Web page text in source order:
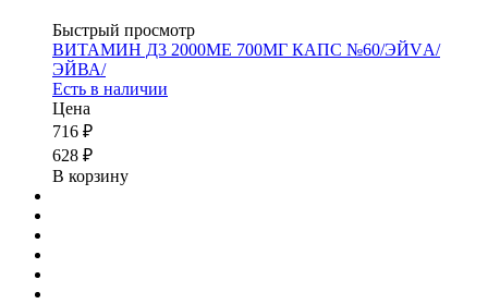
Быстрый просмотр
ВИТАМИН Д3 2000МЕ 700МГ КАПС №60/ЭЙVА/
ЭЙВА/
Есть в наличии
Цена
716 ₽
628 ₽
В корзину